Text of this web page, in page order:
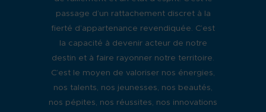
passage d’un rattachement discret à la
fierté d’appartenance revendiquée. C’est
la capacité à devenir acteur de notre
destin et à faire rayonner notre territoire.
C’est le moyen de valoriser nos énergies,
nos talents, nos jeunesses, nos beautés,
nos pépites, nos réussites, nos innovations